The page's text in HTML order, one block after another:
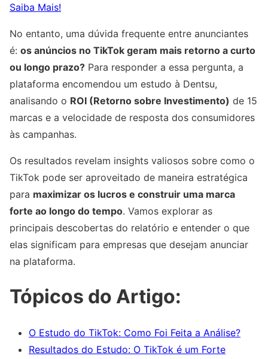
Saiba Mais!
No entanto, uma dúvida frequente entre anunciantes
é: os anúncios no TikTok geram mais retorno a curto
ou longo prazo? Para responder a essa pergunta, a
plataforma encomendou um estudo à Dentsu,
analisando o ROI (Retorno sobre Investimento) de 15
marcas e a velocidade de resposta dos consumidores
às campanhas.
Os resultados revelam insights valiosos sobre como o
TikTok pode ser aproveitado de maneira estratégica
para maximizar os lucros e construir uma marca
forte ao longo do tempo. Vamos explorar as
principais descobertas do relatório e entender o que
elas significam para empresas que desejam anunciar
na plataforma.
Tópicos do Artigo:
O Estudo do TikTok: Como Foi Feita a Análise?
Resultados do Estudo: O TikTok é um Forte